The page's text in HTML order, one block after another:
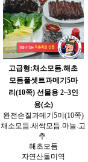
고급형:채소모듬.해초
모듬풀셋트과메기5마
리(10쪽) 선물용 2~3인
용(소)
완전손질과메기5미(10쪽)
채소모듬.새싹모듬.마늘.고
추.
해초모듬
자연산돌미역